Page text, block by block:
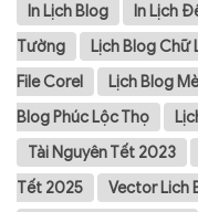
In Lịch Blog
In Lịch
Tường
Lịch Blog Chữ
File Corel
Lịch Blog
Blog Phúc Lộc Thọ
Tài Nguyên Tết 2023
Tết 2025
Vector Lich